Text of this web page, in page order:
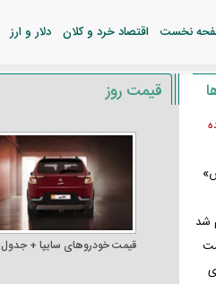
نخست اقتصاد خرد و کلان دلار و ارز
قیمت روز
قیمت خودرو‌های سایپا + جدول
شد